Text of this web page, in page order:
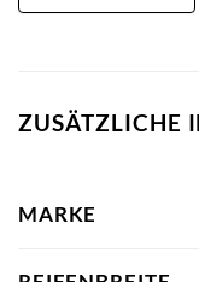
ZUSÄTZLICHE
MARKE